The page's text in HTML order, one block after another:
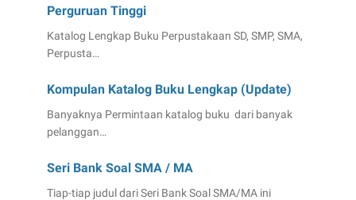
Perguruan Tinggi
Katalog Lengkap Buku Perpustakaan SD, SMP, SMA,
Perpusta…
Kompulan Katalog Buku Lengkap (Update)
Banyaknya Permintaan katalog buku dari banyak
pelanggan…
Seri Bank Soal SMA / MA
Tiap-tiap judul dari Seri Bank Soal SMA/MA ini